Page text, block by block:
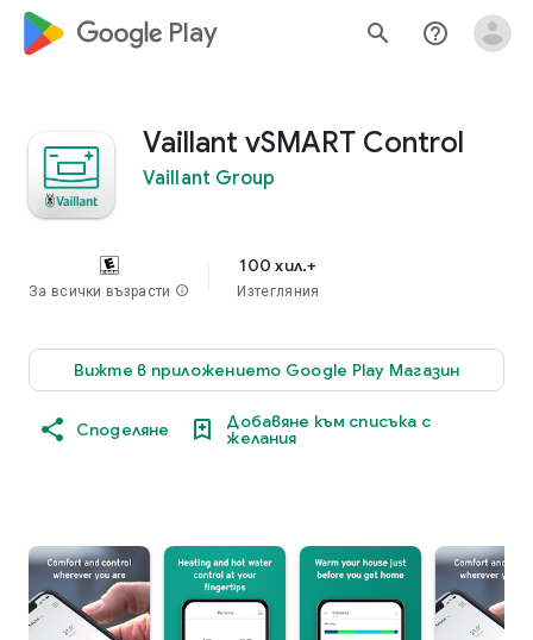
google_logo Play search help_outline
Vaillant vSMART Control
Vaillant Group
За всички възрасти info
100 хил.+
Изтегляния
Вижте в приложението Google Play Магазин
Споделяне Добавяне към списъка с
желания